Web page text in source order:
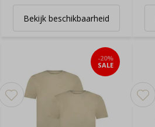
Bekijk beschikbaarheid
-20%
SALE